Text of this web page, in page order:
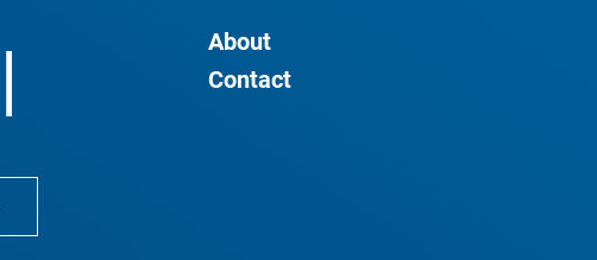
About
Contact